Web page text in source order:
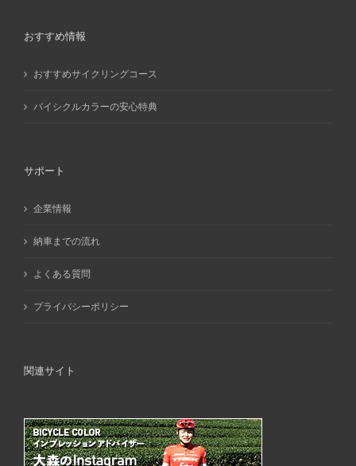
おすすめ情報
おすすめサイクリングコース
バイシクルカラーの安心特典
サポート
企業情報
納車までの流れ
よくある質問
プライバシーポリシー
関連サイト